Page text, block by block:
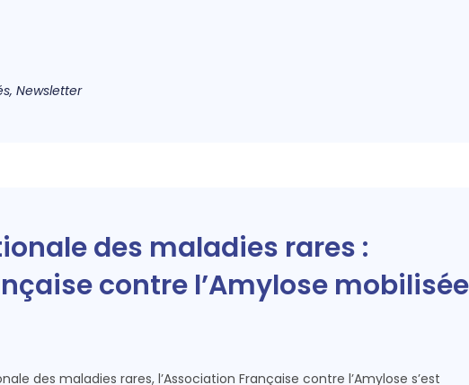
, Newsletter
des maladies rares :
contre l’Amylose mobilisée
des maladies rares, l’Association Française contre l’Amylose s’est